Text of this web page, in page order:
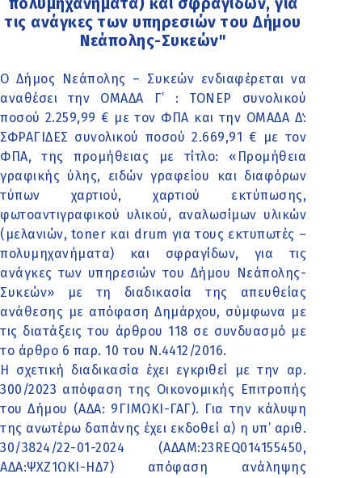
πολυμηχανήματα) και σφραγίδων, για
τις ανάγκες των υπηρεσιών του Δήμου
Νεάπολης-Συκεών"
Ο Δήμος Νεάπολης – Συκεών ενδιαφέρεται να
αναθέσει την ΟΜΑΔΑ Γ’ : ΤΟΝΕΡ συνολικού
ποσού 2.259,99 € με τον ΦΠΑ και την ΟΜΑΔΑ Δ΄:
ΣΦΡΑΓΙΔΕΣ συνολικού ποσού 2.669,91 € με τον
ΦΠΑ, της προμήθειας με τίτλο: «Προμήθεια
γραφικής ύλης, ειδών γραφείου και διαφόρων
τύπων χαρτιού, χαρτιού εκτύπωσης,
φωτοαντιγραφικού υλικού, αναλωσίμων υλικών
(μελανιών, toner και drum για τους εκτυπωτές –
πολυμηχανήματα) και σφραγίδων, για τις
ανάγκες των υπηρεσιών του Δήμου Νεάπολης-
Συκεών» με τη διαδικασία της απευθείας
ανάθεσης με απόφαση Δημάρχου, σύμφωνα με
τις διατάξεις του άρθρου 118 σε συνδυασμό με
το άρθρο 6 παρ. 10 του Ν.4412/2016.
Η σχετική διαδικασία έχει εγκριθεί με την αρ.
300/2023 απόφαση της Οικονομικής Επιτροπής
του Δήμου (ΑΔΑ: 9ΓΙΜΩΚΙ-ΓΑΓ). Για την κάλυψη
της ανωτέρω δαπάνης έχει εκδοθεί α) η υπ’ αριθ.
30/3824/22-01-2024 (ΑΔΑΜ:23REQ014155450,
ΑΔΑ:ΨΧΖ1ΩΚΙ-ΗΔ7) απόφαση ανάληψης